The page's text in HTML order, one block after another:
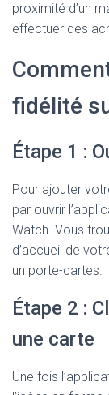
proximité d’un
effectuer des
fidélité
Étape 1 :
Pour ajouter
par ouvrir
Watch. Vous
d’accueil de
un porte-cartes.
Étape 2 :
une carte
Une fois